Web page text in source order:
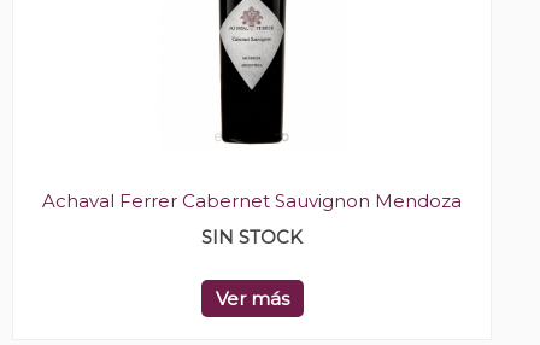
Achaval Ferrer Cabernet Sauvignon Mendoza
SIN STOCK
Ver más